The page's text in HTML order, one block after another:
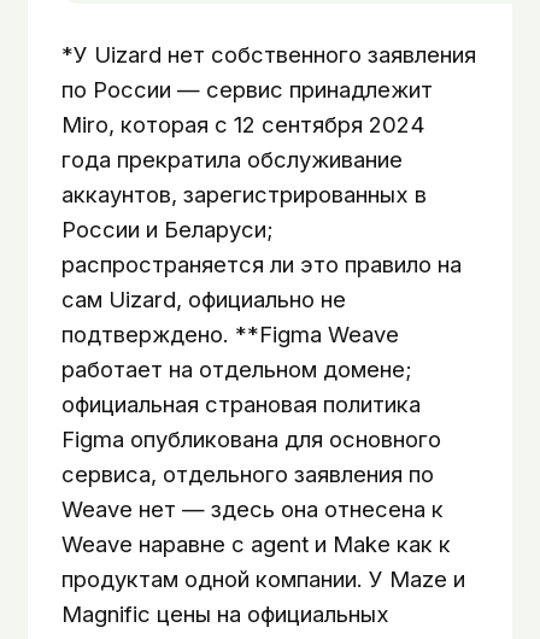
*У Uizard нет собственного заявления
по России — сервис принадлежит
Miro, которая с 12 сентября 2024
года прекратила обслуживание
аккаунтов, зарегистрированных в
России и Беларуси;
распространяется ли это правило на
сам Uizard, официально не
подтверждено. **Figma Weave
работает на отдельном домене;
официальная страновая политика
Figma опубликована для основного
сервиса, отдельного заявления по
Weave нет — здесь она отнесена к
Weave наравне с agent и Make как к
продуктам одной компании. У Maze и
Magnific цены на официальных